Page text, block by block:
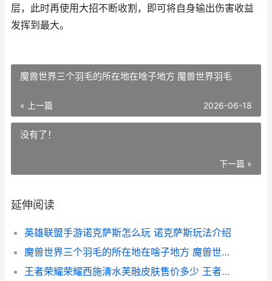
层，此时再使用大招不断收割，即可将自身输出伤害收益
发挥到最大。
魔兽世界三个羽毛的所在地在啥子地方 魔兽世界羽毛
« 上一篇 2026-06-18
没有了！
下一篇 »
延伸阅读
英雄联盟手游诺克萨斯怎么玩 诺克萨斯玩法介绍
魔兽世界三个羽毛的所在地在啥子地方 魔兽世界羽毛
王者荣耀荣耀西施清水芙融皮肤售价多少 王者荣耀—荣耀之王